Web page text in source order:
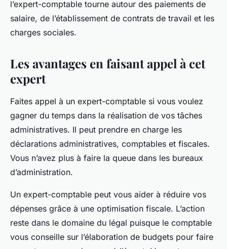
l’expert-comptable tourne autour des paiements de
salaire, de l’établissement de contrats de travail et les
charges sociales.
Les avantages en faisant appel à cet
expert
Faites appel à un expert-comptable si vous voulez
gagner du temps dans la réalisation de vos tâches
administratives. Il peut prendre en charge les
déclarations administratives, comptables et fiscales.
Vous n’avez plus à faire la queue dans les bureaux
d’administration.
Un expert-comptable peut vous aider à réduire vos
dépenses grâce à une optimisation fiscale. L’action
reste dans le domaine du légal puisque le comptable
vous conseille sur l’élaboration de budgets pour faire